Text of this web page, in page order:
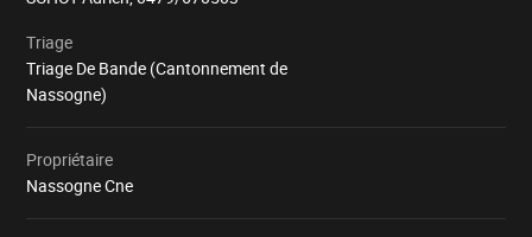
Triage
Triage De Bande (Cantonnement de
Nassogne)
Propriétaire
Nassogne Cne